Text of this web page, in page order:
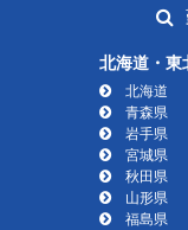
北海道・東
北海道
青森県
岩手県
宮城県
秋田県
山形県
福島県